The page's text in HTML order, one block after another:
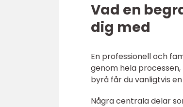
Vad en
dig med
En professionell och
genom hela
byrå får du vanligtvis
Några centrala delar